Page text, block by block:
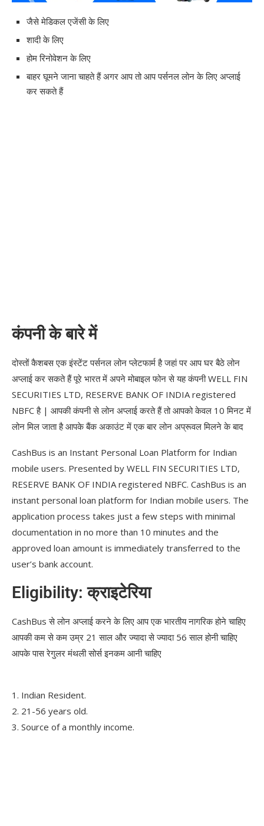
जैसे मेडिकल एजेंसी के लिए
शादी के लिए
होम रिनोवेशन के लिए
बाहर घूमने जाना चाहते हैं अगर आप तो आप पर्सनल लोन के लिए अप्लाई
कर सकते हैं
कंपनी के बारे में
दोस्तों कैशबस एक इंस्टेंट पर्सनल लोन प्लेटफार्म है जहां पर आप घर बैठे लोन
अप्लाई कर सकते हैं पूरे भारत में अपने मोबाइल फोन से यह कंपनी WELL FIN
SECURITIES LTD, RESERVE BANK OF INDIA registered
NBFC है | आपकी कंपनी से लोन अप्लाई करते हैं तो आपको केवल 10 मिनट में
लोन मिल जाता है आपके बैंक अकाउंट में एक बार लोन अप्रूवल मिलने के बाद
CashBus is an Instant Personal Loan Platform for Indian
mobile users. Presented by WELL FIN SECURITIES LTD,
RESERVE BANK OF INDIA registered NBFC. CashBus is an
instant personal loan platform for Indian mobile users. The
application process takes just a few steps with minimal
documentation in no more than 10 minutes and the
approved loan amount is immediately transferred to the
user’s bank account.
Eligibility: क्राइटेरिया
CashBus से लोन अप्लाई करने के लिए आप एक भारतीय नागरिक होने चाहिए
आपकी कम से कम उम्र 21 साल और ज्यादा से ज्यादा 56 साल होनी चाहिए
आपके पास रेगुलर मंथली सोर्स इनकम आनी चाहिए
1. Indian Resident.
2. 21-56 years old.
3. Source of a monthly income.